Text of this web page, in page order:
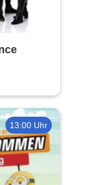
13:00 Uhr